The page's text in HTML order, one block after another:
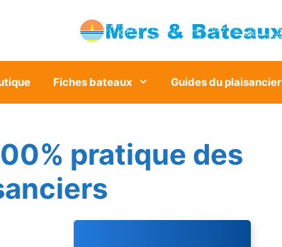
Fiches bateaux Guides du plaisancier
pratique des